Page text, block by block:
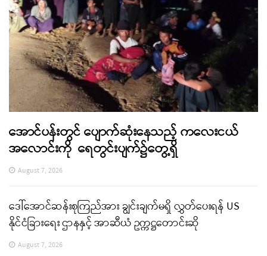
အောင်ပန်းတွင် ပျောက်ဆုံးနေသည့် ကလေးငယ်
အလောင်းကို ရေတွင်းပျက်၌တွေ့ရှိ
August 7, 2026
ဒေါ်အောင်ဆန်းစုကြည်အား ချွင်းချက်မရှိ လွှတ်ပေးရန် US
နိုင်ငံခြားရေး ဌာနနှင့် အာဆီယံ ဥက္ကဋ္ဌတောင်းဆို
August 7, 2026